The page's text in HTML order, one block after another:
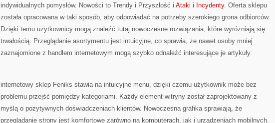
indywidualnych pomysłów. Nowości to Trendy i Przyszłość i Ataki i Incydenty. Oferta sklepu
została opracowana w taki sposób, aby odpowiadać na potrzeby szerokiego grona odbiorców.
Dzięki temu użytkownicy mogą znaleźć tutaj nowoczesne rozwiązania, które wyróżniają się
trwałością. Przeglądanie asortymentu jest intuicyjne, co sprawia, że nawet osoby mniej
zaznajomione z handlem internetowym mogą szybko odnaleźć interesujące je artykuły.
internetowy sklep Feniks stawia na intuicyjne menu, dzięki czemu użytkownik może bez
problemu przejść pomiędzy kategoriami. Każdy element witryny został zaprojektowany z
myślą o pozytywnych doświadczeniach klientów. Nowoczesna grafika sprawiają, że
przeglądanie strony jest komfortowe zarówno na komputerach, jak i urządzeniach mobilnych.